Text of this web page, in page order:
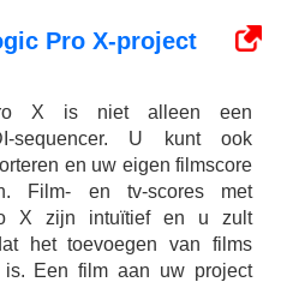
i
t
i
o
n
Pro X-project
X is niet alleen een
sequencer. U kunt ook
en uw eigen filmscore
Film- en tv-scores met
X zijn intuïtief en u zult
het toevoegen van films
Een film aan uw project